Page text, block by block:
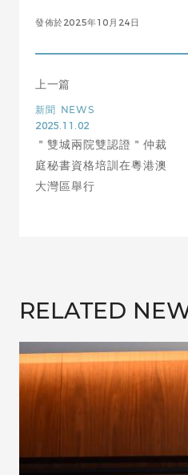
發佈於2025年10月24日
上一篇
新聞 NEWS
2025.11.02
＂雙城兩院雙認證＂仲裁
庭秘書資格培訓在粵港澳
大灣區舉行
RELATED